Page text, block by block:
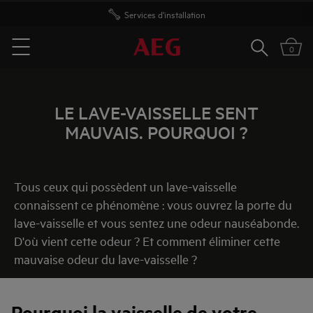
Livraison offerte à partir de 50 euros
Menu
Rechercher
0
LE LAVE-VAISSELLE SENT
MAUVAIS. POURQUOI ?
Tous ceux qui possèdent un lave-vaisselle
connaissent ce phénomène : vous ouvrez la porte du
lave-vaisselle et vous sentez une odeur nauséabonde.
D'où vient cette odeur ? Et comment éliminer cette
mauvaise odeur du lave-vaisselle ?